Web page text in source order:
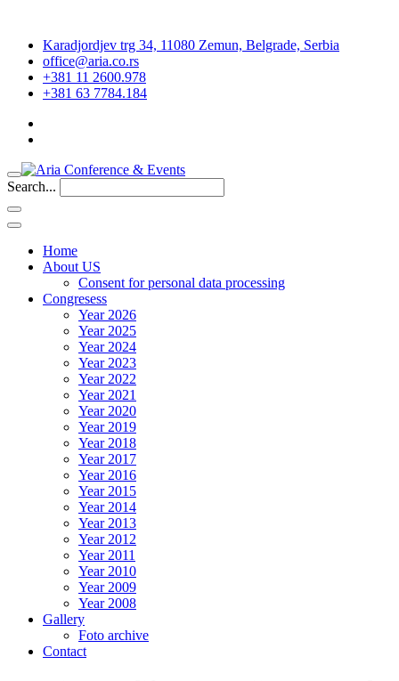
Karadjordjev trg 34, 11080 Zemun, Belgrade, Serbia
office@aria.co.rs
+381 11 2600.978
+381 63 7784.184
Search...
Home
About US
Consent for personal data processing
Congresess
Year 2026
Year 2025
Year 2024
Year 2023
Year 2022
Year 2021
Year 2020
Year 2019
Year 2018
Year 2017
Year 2016
Year 2015
Year 2014
Year 2013
Year 2012
Year 2011
Year 2010
Year 2009
Year 2008
Gallery
Foto archive
Contact